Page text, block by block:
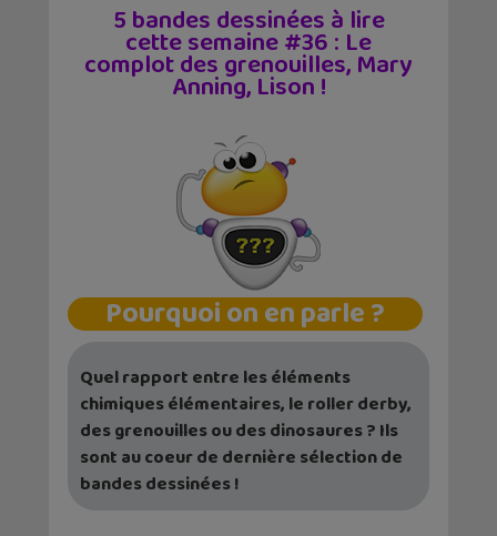
5 bandes dessinées à lire
cette semaine #36 : Le
complot des grenouilles, Mary
Anning, Lison !
Pourquoi on en parle ?
Quel rapport entre les éléments
chimiques élémentaires, le roller derby,
des grenouilles ou des dinosaures ? Ils
sont au coeur de dernière sélection de
bandes dessinées !